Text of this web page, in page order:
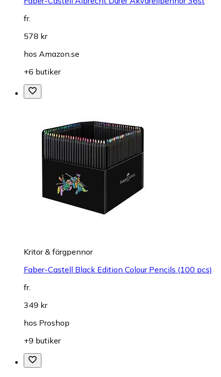
fr.
578 kr
hos Amazon.se
+6 butiker
Kritor & färgpennor
Faber-Castell Black Edition Colour Pencils (100 pcs)
fr.
349 kr
hos Proshop
+9 butiker